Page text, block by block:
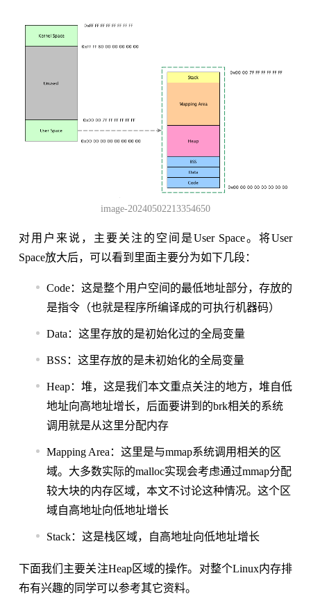
image-20240502213354650
对用户来说，主要关注的空间是User Space。将User
Space放大后，可以看到里面主要分为如下几段：
Code：这是整个用户空间的最低地址部分，存放的
是指令（也就是程序所编译成的可执行机器码）
Data：这里存放的是初始化过的全局变量
BSS：这里存放的是未初始化的全局变量
Heap：堆，这是我们本文重点关注的地方，堆自低
地址向高地址增长，后面要讲到的brk相关的系统
调用就是从这里分配内存
Mapping Area：这里是与mmap系统调用相关的区
域。大多数实际的malloc实现会考虑通过mmap分配
较大块的内存区域，本文不讨论这种情况。这个区
域自高地址向低地址增长
Stack：这是栈区域，自高地址向低地址增长
下面我们主要关注Heap区域的操作。对整个Linux内存排
布有兴趣的同学可以参考其它资料。